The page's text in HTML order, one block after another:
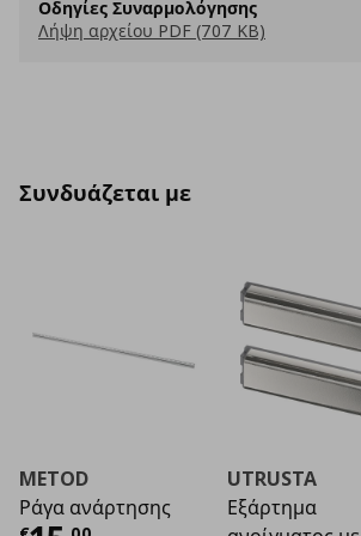
Οδηγίες Συναρμολόγησης
Λήψη αρχείου PDF (707 KB)
Συνδυάζεται με
METOD
Ράγα ανάρτησης
UTRUSTA
Εξάρτημα